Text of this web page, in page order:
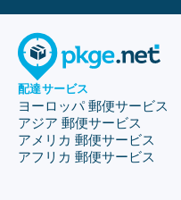
配達サービス
ヨーロッパ 郵便サービス
アジア 郵便サービス
アメリカ 郵便サービス
アフリカ 郵便サービス